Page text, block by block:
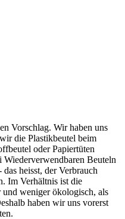
Vorschlag. Wir haben uns
die Plastikbeutel beim
oder Papiertüten
Beuteln
heisst, der Verbrauch
Im Verhältnis ist die
weniger ökologisch, als
haben wir uns vorerst